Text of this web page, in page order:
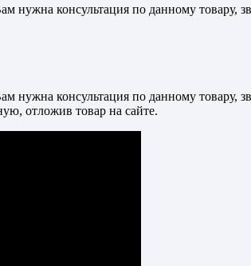
нужна консультация по данному
нужна консультация по данному
отложив товар на сайте.